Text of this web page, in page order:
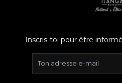
Inscris-toi pour être